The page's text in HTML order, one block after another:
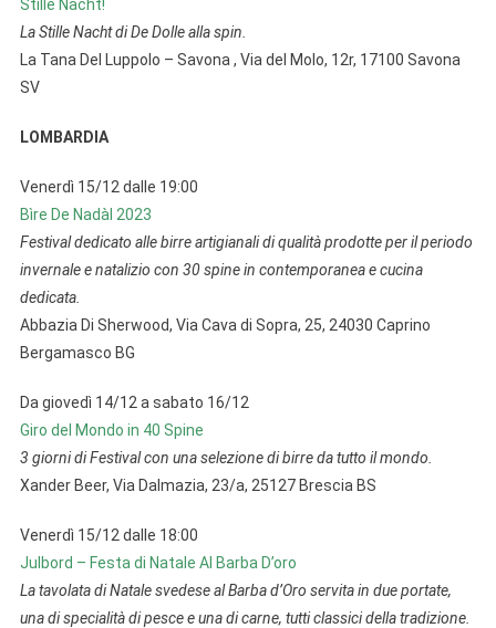
Stille Nacht!
La Stille Nacht di De Dolle alla spin.
La Tana Del Luppolo – Savona , Via del Molo, 12r, 17100 Savona
SV
LOMBARDIA
Venerdì 15/12 dalle 19:00
Bìre De Nadàl 2023
Festival dedicato alle birre artigianali di qualità prodotte per il periodo
invernale e natalizio con 30 spine in contemporanea e cucina
dedicata.
Abbazia Di Sherwood, Via Cava di Sopra, 25, 24030 Caprino
Bergamasco BG
Da giovedì 14/12 a sabato 16/12
Giro del Mondo in 40 Spine
3 giorni di Festival con una selezione di birre da tutto il mondo.
Xander Beer, Via Dalmazia, 23/a, 25127 Brescia BS
Venerdì 15/12 dalle 18:00
Julbord – Festa di Natale Al Barba D’oro
La tavolata di Natale svedese al Barba d’Oro servita in due portate,
una di specialità di pesce e una di carne, tutti classici della tradizione.